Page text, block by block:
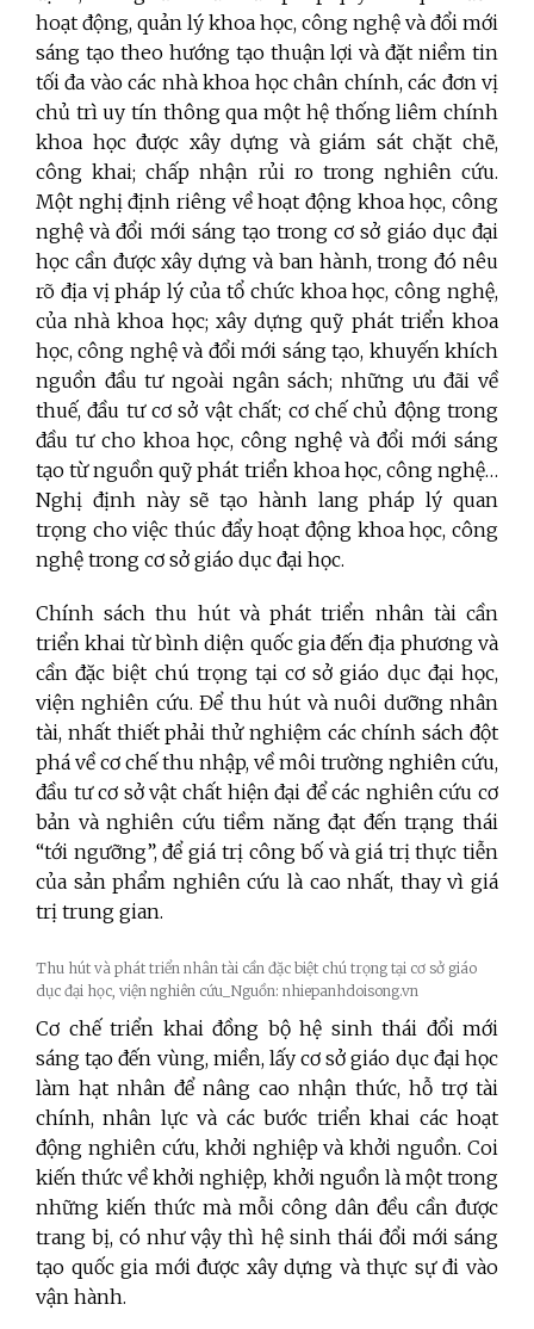
hoạt động, quản lý khoa học, công nghệ và đổi mới
sáng tạo theo hướng tạo thuận lợi và đặt niềm tin
tối đa vào các nhà khoa học chân chính, các đơn vị
chủ trì uy tín thông qua một hệ thống liêm chính
khoa học được xây dựng và giám sát chặt chẽ,
công khai; chấp nhận rủi ro trong nghiên cứu.
Một nghị định riêng về hoạt động khoa học, công
nghệ và đổi mới sáng tạo trong cơ sở giáo dục đại
học cần được xây dựng và ban hành, trong đó nêu
rõ địa vị pháp lý của tổ chức khoa học, công nghệ,
của nhà khoa học; xây dựng quỹ phát triển khoa
học, công nghệ và đổi mới sáng tạo, khuyến khích
nguồn đầu tư ngoài ngân sách; những ưu đãi về
thuế, đầu tư cơ sở vật chất; cơ chế chủ động trong
đầu tư cho khoa học, công nghệ và đổi mới sáng
tạo từ nguồn quỹ phát triển khoa học, công nghệ…
Nghị định này sẽ tạo hành lang pháp lý quan
trọng cho việc thúc đẩy hoạt động khoa học, công
nghệ trong cơ sở giáo dục đại học.
Chính sách thu hút và phát triển nhân tài cần
triển khai từ bình diện quốc gia đến địa phương và
cần đặc biệt chú trọng tại cơ sở giáo dục đại học,
viện nghiên cứu. Để thu hút và nuôi dưỡng nhân
tài, nhất thiết phải thử nghiệm các chính sách đột
phá về cơ chế thu nhập, về môi trường nghiên cứu,
đầu tư cơ sở vật chất hiện đại để các nghiên cứu cơ
bản và nghiên cứu tiềm năng đạt đến trạng thái
“tới ngưỡng”, để giá trị công bố và giá trị thực tiễn
của sản phẩm nghiên cứu là cao nhất, thay vì giá
trị trung gian.
Thu hút và phát triển nhân tài cần đặc biệt chú trọng tại cơ sở giáo
dục đại học, viện nghiên cứu_Nguồn: nhiepanhdoisong.vn
Cơ chế triển khai đồng bộ hệ sinh thái đổi mới
sáng tạo đến vùng, miền, lấy cơ sở giáo dục đại học
làm hạt nhân để nâng cao nhận thức, hỗ trợ tài
chính, nhân lực và các bước triển khai các hoạt
động nghiên cứu, khởi nghiệp và khởi nguồn. Coi
kiến thức về khởi nghiệp, khởi nguồn là một trong
những kiến thức mà mỗi công dân đều cần được
trang bị, có như vậy thì hệ sinh thái đổi mới sáng
tạo quốc gia mới được xây dựng và thực sự đi vào
vận hành.